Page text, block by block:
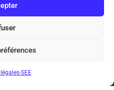
SEE
de Vente